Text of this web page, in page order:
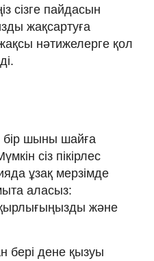
сізге пайдасын
жақсартуға
нәтижелерге қол
бір шыны шайға
сіз пікірлес
ұзақ мерзімде
аласыз:
және
бері дене қызуы